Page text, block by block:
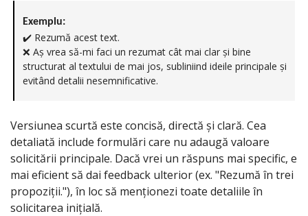
Exemplu:
✔️ Rezumă acest text.
❌ Aș vrea să-mi faci un rezumat cât mai clar și bine
structurat al textului de mai jos, subliniind ideile principale și
evitând detalii nesemnificative.
Versiunea scurtă este concisă, directă și clară. Cea
detaliată include formulări care nu adaugă valoare
solicitării principale. Dacă vrei un răspuns mai specific, e
mai eficient să dai feedback ulterior (ex. "Rezumă în trei
propoziții."), în loc să menționezi toate detaliile în
solicitarea inițială.